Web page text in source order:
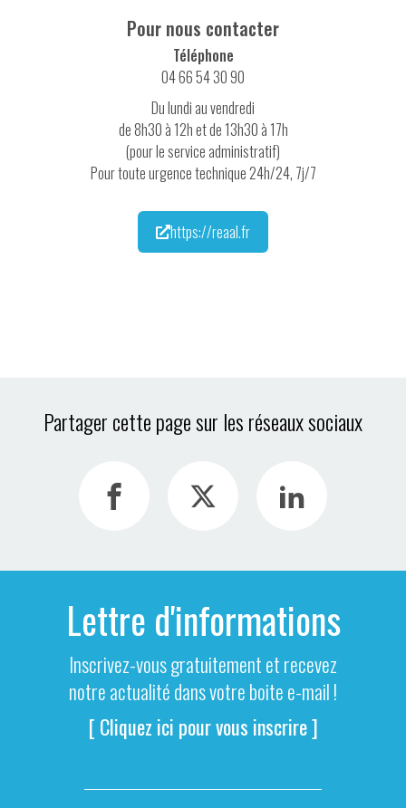
Pour nous contacter
Téléphone
04 66 54 30 90
Du lundi au vendredi
de 8h30 à 12h et de 13h30 à 17h
(pour le service administratif)
Pour toute urgence technique 24h/24, 7j/7
https://reaal.fr
Partager cette page sur les réseaux sociaux
Lettre d'informations
Inscrivez-vous gratuitement et recevez
notre actualité dans votre boite e-mail !
[ Cliquez ici pour vous inscrire ]